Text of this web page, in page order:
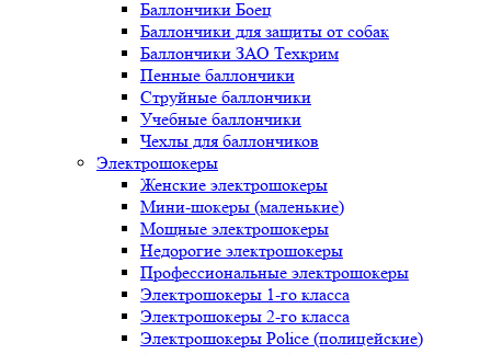
Баллончики Боец
Баллончики для защиты от собак
Баллончики ЗАО Техкрим
Пенные баллончики
Струйные баллончики
Учебные баллончики
Чехлы для баллончиков
Электрошокеры
Женские электрошокеры
Мини-шокеры (маленькие)
Мощные электрошокеры
Недорогие электрошокеры
Профессиональные электрошокеры
Электрошокеры 1-го класса
Электрошокеры 2-го класса
Электрошокеры Police (полицейские)